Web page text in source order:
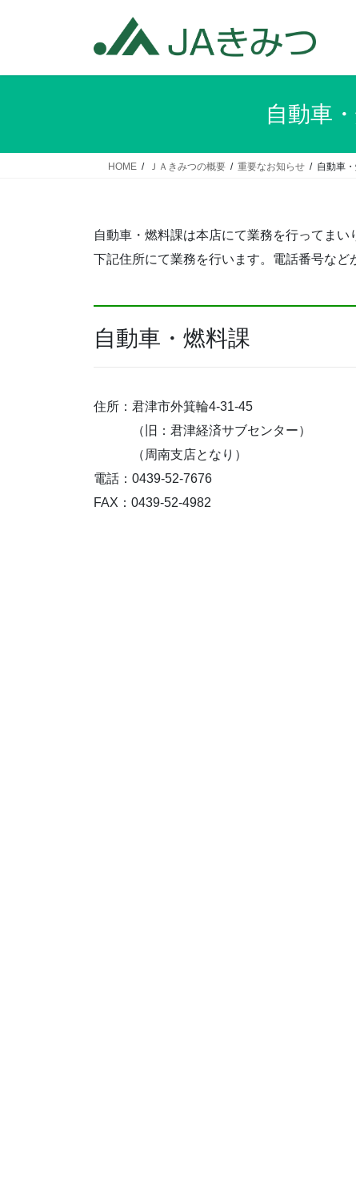
自動車
HOME ＪＡきみつの概要 重要なお知らせ 自動車
自動車・燃料課は本店にて業務を行ってま
下記住所にて業務を行います。電話番号など
自動車・燃料課
住所：君津市外箕輪4-31-45
（旧：君津経済サブセンター）
（周南支店となり）
電話：0439-52-7676
FAX：0439-52-4982